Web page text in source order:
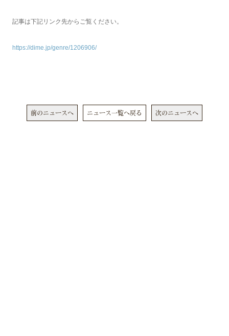
記事は下記リンク先からご覧ください。
https://dime.jp/genre/1206906/
前のニュースへ ニュース一覧へ戻る 次のニュースへ